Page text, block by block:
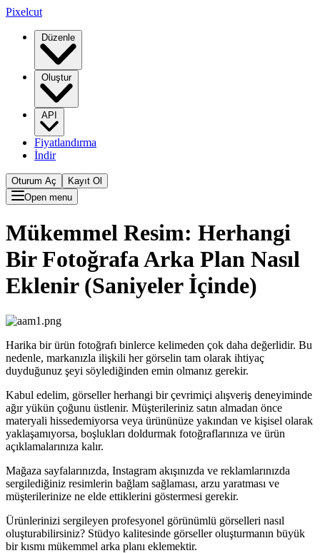
Pixelcut
Düzenle
Oluştur
API
Fiyatlandırma
İndir
Oturum Aç
Kayıt Ol
Open menu
Mükemmel Resim: Herhangi
Bir Fotoğrafa Arka Plan Nasıl
Eklenir (Saniyeler İçinde)
Harika bir ürün fotoğrafı binlerce kelimeden çok daha değerlidir. Bu
nedenle, markanızla ilişkili her görselin tam olarak ihtiyaç
duyduğunuz şeyi söylediğinden emin olmanız gerekir.
Kabul edelim, görseller herhangi bir çevrimiçi alışveriş deneyiminde
ağır yükün çoğunu üstlenir. Müşterileriniz satın almadan önce
materyali hissedemiyorsa veya ürününüze yakından ve kişisel olarak
yaklaşamıyorsa, boşlukları doldurmak fotoğraflarınıza ve ürün
açıklamalarınıza kalır.
Mağaza sayfalarınızda, Instagram akışınızda ve reklamlarınızda
sergilediğiniz resimlerin bağlam sağlaması, arzu yaratması ve
müşterilerinize ne elde ettiklerini göstermesi gerekir.
Ürünlerinizi sergileyen profesyonel görünümlü görselleri nasıl
oluşturabilirsiniz? Stüdyo kalitesinde görseller oluşturmanın büyük
bir kısmı mükemmel arka planı eklemektir.